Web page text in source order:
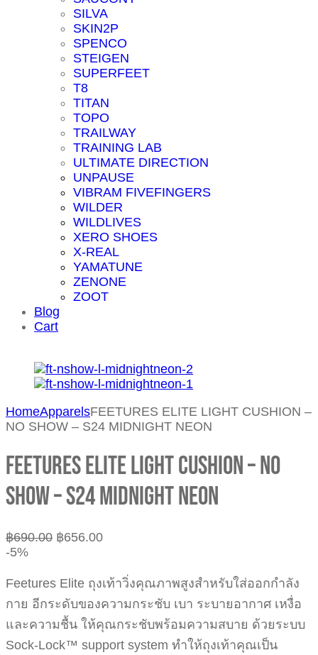
SILVA
SKIN2P
SPENCO
STEIGEN
SUPERFEET
T8
TITAN
TOPO
TRAILWAY
TRAINING LAB
ULTIMATE DIRECTION
UNPAUSE
VIBRAM FIVEFINGERS
WILDER
WILDLIVES
XERO SHOES
X-REAL
YAMATUNE
ZENONE
ZOOT
Blog
Cart
HomeApparelsFEETURES ELITE LIGHT CUSHION –
NO SHOW – S24 MIDNIGHT NEON
FEETURES ELITE LIGHT CUSHION – NO
SHOW – S24 MIDNIGHT NEON
฿690.00 ฿656.00
-5%
Feetures Elite ถุงเท้าวิ่งคุณภาพสูงสำหรับใส่ออกกำลัง
กาย อีกระดับของความกระชับ เบา ระบายอากาศ เหงื่อ
และความชื้น ให้คุณกระชับพร้อมความสบาย ด้วยระบบ
Sock-Lock™ support system ทำให้ถุงเท้าคุณเป็น